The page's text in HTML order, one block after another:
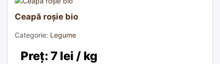
Ceapă roșie bio
Categorie: Legume
Preț: 7 lei / kg